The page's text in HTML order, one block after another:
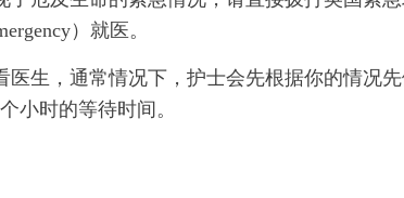
）就医。
医生，通常情况下，护士会先根据你的情况
小时的等待时间。